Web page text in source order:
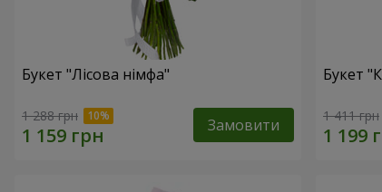
Букет "Лісова німфа"
1 288 грн Замовити
Букет
1 411 грн